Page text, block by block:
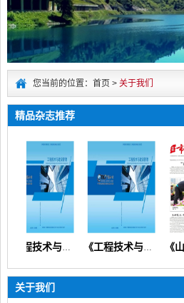
您当前的位置：首页 > 关于我们
精品杂志推荐
《工程技术与建设管理》（设计规划预算造价安全质量）【知网会刊】 《工程技术与建设管理》
关于我们